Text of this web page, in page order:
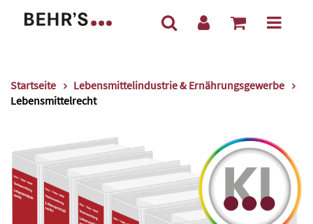
Startseite
Lebensmittelindustrie & Ernährungsgewerbe
Lebensmittelrecht